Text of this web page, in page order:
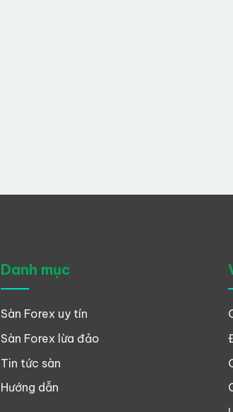
Danh mục
Sàn Forex uy tín
Sàn Forex lừa đảo
Tin tức sàn
Hướng dẫn